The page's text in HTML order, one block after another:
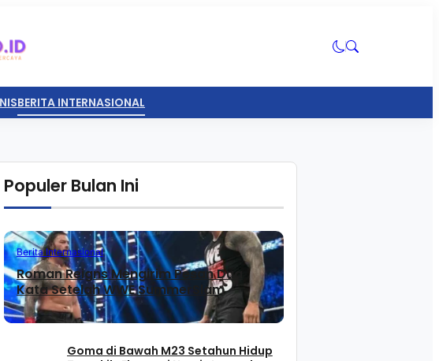
BERITA INTERNASIONAL
Bermain?
Populer Bulan Ini
Berita Internasional
Roman Reigns Mengirim Pesan Dua
Kata Setelah WWE SummerSlam
Goma di Bawah M23 Setahun Hidup